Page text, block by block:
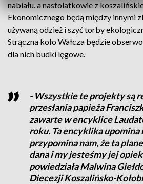
nabiału. a nastolatkowie z
Ekonomicznego będą między innymi
używaną odzież i szyć torby
Strączna koło Wałcza będzie
dla nich budki lęgowe.
- Wszystkie te projekty są
przesłania papieża
zawarte w encyklice
roku. Ta encyklika upomina
przypomina nam, że ta
dana i my jesteśmy jej
powiedziała Malwina
Diecezji Koszalińsko-